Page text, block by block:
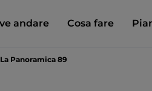
andare Cosa fare
Panoramica 89